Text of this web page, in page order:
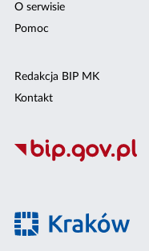
O serwisie
Pomoc
Redakcja BIP MK
Kontakt